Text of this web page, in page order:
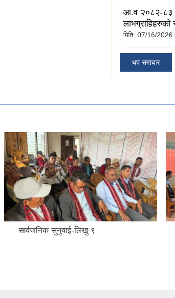
आ.व २०८२-८३
लाभग्राहिहरुको
मिति: 07/16/2026
थप समाचार
सार्वजनिक सुनुवाई-लिखु ९